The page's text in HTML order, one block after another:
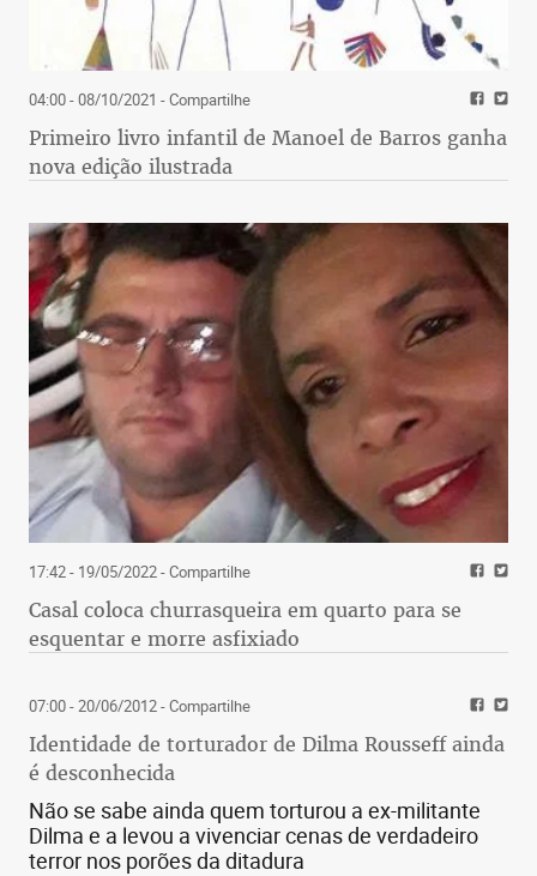
04:00 - 08/10/2021 - Compartilhe
Primeiro livro infantil de Manoel de Barros ganha
nova edição ilustrada
17:42 - 19/05/2022- Compartilhe
Casal coloca churrasqueira em quarto para se
esquentar e morre asfixiado
07:00 - 20/06/2012- Compartilhe
Identidade de torturador de Dilma Rousseff ainda
é desconhecida
Não se sabe ainda quem torturou a ex-militante
Dilma e a levou a vivenciar cenas de verdadeiro
terror nos porões da ditadura